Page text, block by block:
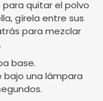
para quitar el polvo
gírela entre sus
para mezclar
base.
bajo una lámpara